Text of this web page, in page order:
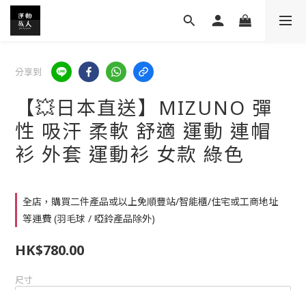
分享到
【💥日本直送】MIZUNO 彈
性 吸汗 柔軟 舒適 運動 連帽
衫 外套 運動衫 女款 綠色
全店，購買二件產品或以上免順豐站/智能櫃/住宅或工商地址
等運費 (羽毛球 / 啞鈴產品除外)
HK$780.00
尺寸